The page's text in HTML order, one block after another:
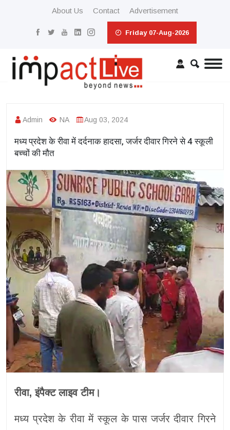
About Us Contact Advertisement
Friday 07-Aug-2026
Admin NA Aug 03, 2024
मध्य प्रदेश के रीवा में दर्दनाक हादसा, जर्जर दीवार गिरने से 4 स्कूली
बच्चों की मौत
रीवा, इंपैक्ट लाइव टीम।
मध्य प्रदेश के रीवा में स्कूल के पास जर्जर दीवार गिरने